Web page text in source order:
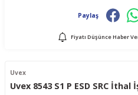
Paylaş
Fiyatı Düşünce Haber
Uvex
Uvex 8543 S1 P ESD SRC İthal